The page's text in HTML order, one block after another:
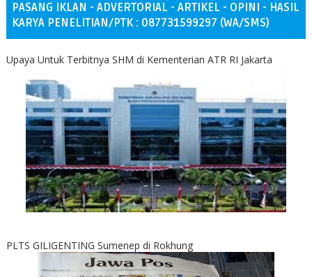
PASANG IKLAN - ADVERTORIAL - ARTIKEL - OPINI - HASIL
KARYA PENELITIAN/PTK : 087731599297 (WA/SMS)
Upaya Untuk Terbitnya SHM di Kementerian ATR RI Jakarta
PLTS GILIGENTING Sumenep di Rokhung